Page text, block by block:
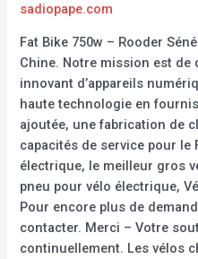
sadiopape.com
Fat Bike 750w – Rooder
Chine. Notre mission est
innovant d’appareils
haute technologie en
ajoutée, une fabrication de
capacités de service pour le
électrique, le meilleur gros
pneu pour vélo électrique,
Pour encore plus de
contacter. Merci – Votre
continuellement. Les vélos